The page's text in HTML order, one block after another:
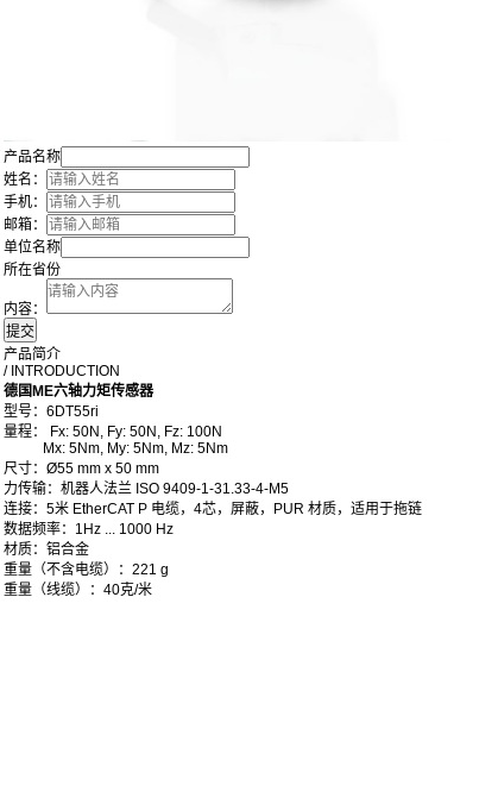
产品名称
姓名：
手机：
邮箱：
单位名称
所在省份
内容：
产品简介
/ INTRODUCTION
德国ME六轴力矩传感器
型号：6DT55ri
量程： Fx: 50N, Fy: 50N, Fz: 100N
Mx: 5Nm, My: 5Nm, Mz: 5Nm
尺寸：Ø55 mm x 50 mm
力传输：机器人法兰 ISO 9409-1-31.33-4-M5
连接：5米 EtherCAT P 电缆，4芯，屏蔽，PUR 材质，适用于拖链
数据频率：1Hz ... 1000 Hz
材质：铝合金
重量（不含电缆）：221 g
重量（线缆）：40克/米